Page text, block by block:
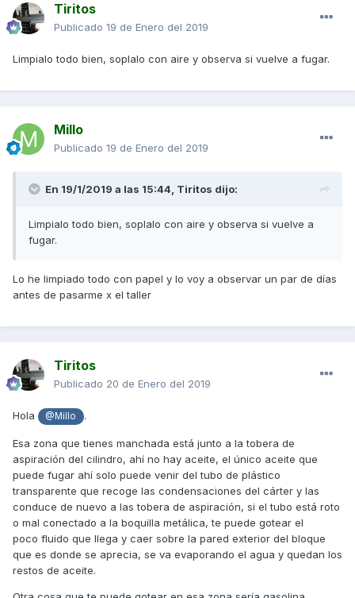
Tiritos
Publicado 19 de Enero del 2019
Limpialo todo bien, soplalo con aire y observa si vuelve a fugar.
Millo
Publicado 19 de Enero del 2019
En 19/1/2019 a las 15:44, Tiritos dijo:
Limpialo todo bien, soplalo con aire y observa si vuelve a
fugar.
Lo he limpiado todo con papel y lo voy a observar un par de días
antes de pasarme x el taller
Tiritos
Publicado 20 de Enero del 2019
Hola @Millo .
Esa zona que tienes manchada está junto a la tobera de
aspiración del cilindro, ahí no hay aceite, el único aceite que
puede fugar ahí solo puede venir del tubo de plástico
transparente que recoge las condensaciones del cárter y las
conduce de nuevo a las tobera de aspiración, si el tubo está roto
o mal conectado a la boquilla metálica, te puede gotear el
poco fluido que llega y caer sobre la pared exterior del bloque
que es donde se aprecia, se va evaporando el agua y quedan los
restos de aceite.